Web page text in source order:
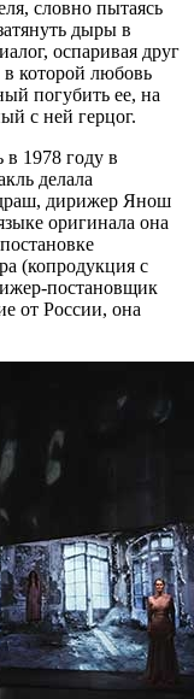
словно пытаясь
дыры в
оспаривая друг
которой любовь
погубить ее, на
с ней герцог.
в 1978 году в
делала
дирижер Янош
оригинала она
(копродукция с
постановщик
от России, она